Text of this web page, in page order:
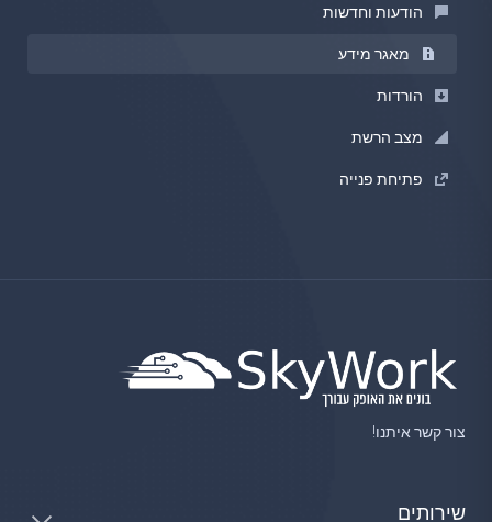
הודעות וחדשות
מאגר מידע
הורדות
מצב הרשת
פתיחת פנייה
צור קשר איתנו!
שירותים